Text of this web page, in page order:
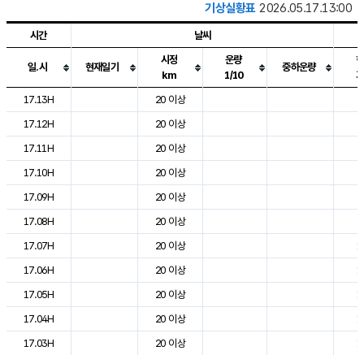
기상실황표 2026.05.17.13:00
도시별 기상실황표로 지점, 날씨, 기온, 강수, 바람, 기압등을 안내한 표입
시간 날씨
일.시 현재일기
시정
km
운량
1/10
중하운량
17.13H
20 이상
17.12H
20 이상
17.11H
20 이상
17.10H
20 이상
17.09H
20 이상
17.08H
20 이상
17.07H
20 이상
17.06H
20 이상
17.05H
20 이상
17.04H
20 이상
17.03H
20 이상